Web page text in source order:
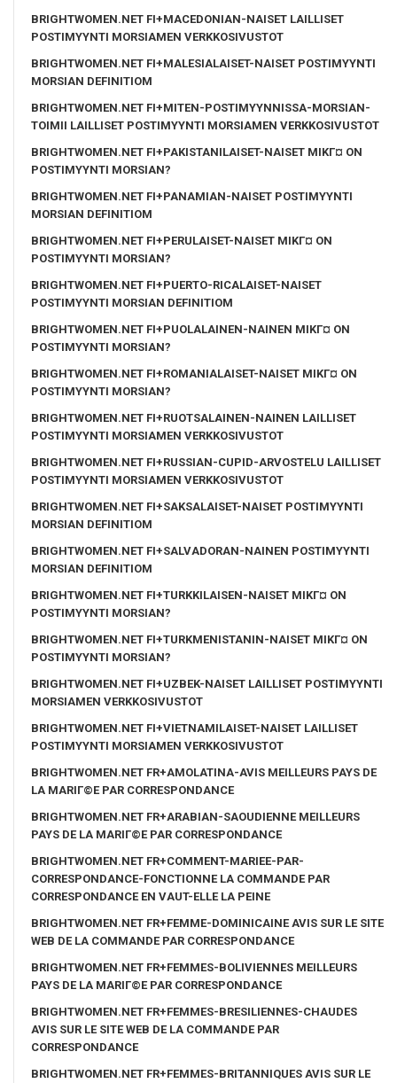
BRIGHTWOMEN.NET FI+MACEDONIAN-NAISET LAILLISET
POSTIMYYNTI MORSIAMEN VERKKOSIVUSTOT
BRIGHTWOMEN.NET FI+MALESIALAISET-NAISET POSTIMYYNTI
MORSIAN DEFINITIOM
BRIGHTWOMEN.NET FI+MITEN-POSTIMYYNNISSA-MORSIAN-
TOIMII LAILLISET POSTIMYYNTI MORSIAMEN VERKKOSIVUSTOT
BRIGHTWOMEN.NET FI+PAKISTANILAISET-NAISET MIKГ¤ ON
POSTIMYYNTI MORSIAN?
BRIGHTWOMEN.NET FI+PANAMIAN-NAISET POSTIMYYNTI
MORSIAN DEFINITIOM
BRIGHTWOMEN.NET FI+PERULAISET-NAISET MIKГ¤ ON
POSTIMYYNTI MORSIAN?
BRIGHTWOMEN.NET FI+PUERTO-RICALAISET-NAISET
POSTIMYYNTI MORSIAN DEFINITIOM
BRIGHTWOMEN.NET FI+PUOLALAINEN-NAINEN MIKГ¤ ON
POSTIMYYNTI MORSIAN?
BRIGHTWOMEN.NET FI+ROMANIALAISET-NAISET MIKГ¤ ON
POSTIMYYNTI MORSIAN?
BRIGHTWOMEN.NET FI+RUOTSALAINEN-NAINEN LAILLISET
POSTIMYYNTI MORSIAMEN VERKKOSIVUSTOT
BRIGHTWOMEN.NET FI+RUSSIAN-CUPID-ARVOSTELU LAILLISET
POSTIMYYNTI MORSIAMEN VERKKOSIVUSTOT
BRIGHTWOMEN.NET FI+SAKSALAISET-NAISET POSTIMYYNTI
MORSIAN DEFINITIOM
BRIGHTWOMEN.NET FI+SALVADORAN-NAINEN POSTIMYYNTI
MORSIAN DEFINITIOM
BRIGHTWOMEN.NET FI+TURKKILAISEN-NAISET MIKГ¤ ON
POSTIMYYNTI MORSIAN?
BRIGHTWOMEN.NET FI+TURKMENISTANIN-NAISET MIKГ¤ ON
POSTIMYYNTI MORSIAN?
BRIGHTWOMEN.NET FI+UZBEK-NAISET LAILLISET POSTIMYYNTI
MORSIAMEN VERKKOSIVUSTOT
BRIGHTWOMEN.NET FI+VIETNAMILAISET-NAISET LAILLISET
POSTIMYYNTI MORSIAMEN VERKKOSIVUSTOT
BRIGHTWOMEN.NET FR+AMOLATINA-AVIS MEILLEURS PAYS DE
LA MARIГ©E PAR CORRESPONDANCE
BRIGHTWOMEN.NET FR+ARABIAN-SAOUDIENNE MEILLEURS
PAYS DE LA MARIГ©E PAR CORRESPONDANCE
BRIGHTWOMEN.NET FR+COMMENT-MARIEE-PAR-
CORRESPONDANCE-FONCTIONNE LA COMMANDE PAR
CORRESPONDANCE EN VAUT-ELLE LA PEINE
BRIGHTWOMEN.NET FR+FEMME-DOMINICAINE AVIS SUR LE SITE
WEB DE LA COMMANDE PAR CORRESPONDANCE
BRIGHTWOMEN.NET FR+FEMMES-BOLIVIENNES MEILLEURS
PAYS DE LA MARIГ©E PAR CORRESPONDANCE
BRIGHTWOMEN.NET FR+FEMMES-BRESILIENNES-CHAUDES
AVIS SUR LE SITE WEB DE LA COMMANDE PAR
CORRESPONDANCE
BRIGHTWOMEN.NET FR+FEMMES-BRITANNIQUES AVIS SUR LE